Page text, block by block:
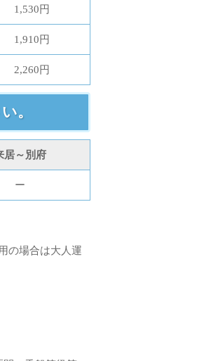
1,530円
1,910円
2,260円
。
居～別府
ー
の場合は大人運